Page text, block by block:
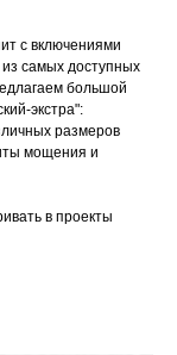
с включениями
самых доступных
большой
экстра":
размеров
мощения и
в проекты